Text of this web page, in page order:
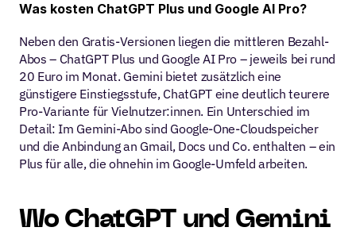
Was kosten ChatGPT Plus und Google AI Pro?
Neben den Gratis-Versionen liegen die mittleren Bezahl-
Abos – ChatGPT Plus und Google AI Pro – jeweils bei rund
20 Euro im Monat. Gemini bietet zusätzlich eine
günstigere Einstiegsstufe, ChatGPT eine deutlich teurere
Pro-Variante für Vielnutzer:innen. Ein Unterschied im
Detail: Im Gemini-Abo sind Google-One-Cloudspeicher
und die Anbindung an Gmail, Docs und Co. enthalten – ein
Plus für alle, die ohnehin im Google-Umfeld arbeiten.
Wo ChatGPT und Gemini